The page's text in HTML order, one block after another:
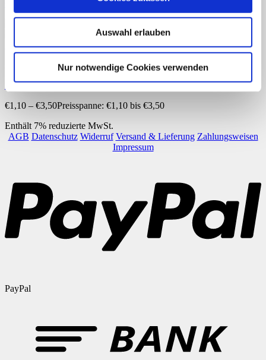
Auswahl erlauben
Nur notwendige Cookies verwenden
Schnellansicht
Farben und Fahrzeuge
€1,10 – €3,50Preisspanne: €1,10 bis €3,50
Enthält 7% reduzierte MwSt.
AGB Datenschutz Widerruf Versand & Lieferung Zahlungsweisen
Impressum
PayPal